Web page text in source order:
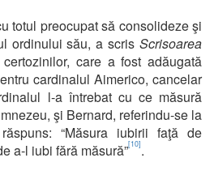
totul preocupat să consolideze şi
ordinului său, a scris Scrisoarea
care a fost adăugată
cardinalul Aimerico, cancelar
l-a întrebat cu ce măsură
şi Bernard, referindu-se la
“Măsura iubirii faţă de
a-l iubi fără măsură”[10].